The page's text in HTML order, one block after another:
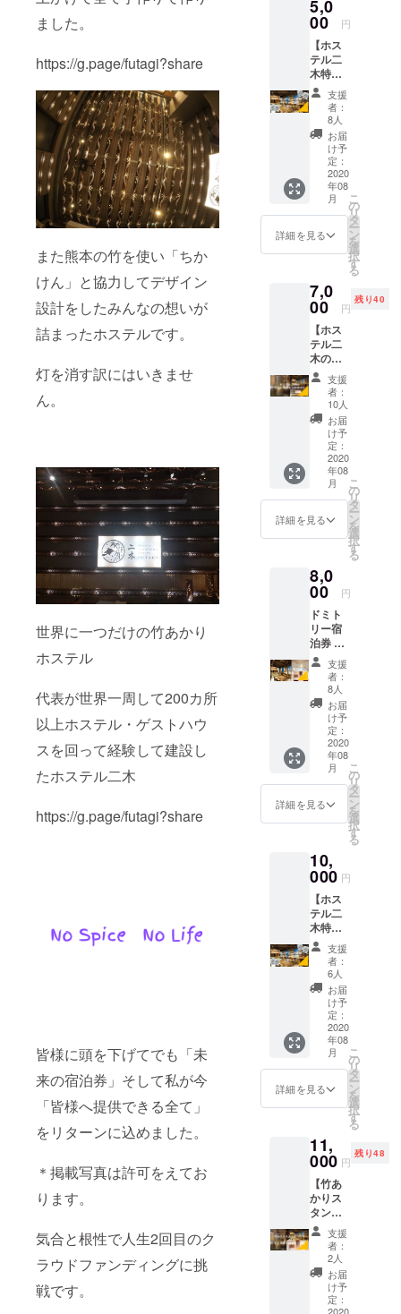
ました。
https://g.page/futagi?share
また熊本の竹を使い「ちか
けん」と協力してデザイン
設計をしたみんなの想いが
詰まったホステルです。
灯を消す訳にはいきませ
ん。
世界に一つだけの竹あかり
ホステル
代表が世界一周して200カ所
以上ホステル・ゲストハウ
スを回って経験して建設し
たホステル二木
https://g.page/futagi?share
皆様に頭を下げてでも「未
来の宿泊券」そして私が今
「皆様へ提供できる全て」
をリターンに込めました。
＊掲載写真は許可をえてお
ります。
気合と根性で人生2回目のク
ラウドファンディングに挑
戦です。
◆現在60
か国訪問
◆100施設
以上のHostel
やゲストハ
ウスに宿泊
◆JA、医
療機器、MR
上がりの異
色の退職
カー
会代表
『+SPICE』
：旅人飲み
会定期開催
◇2017年
ホステル二
木を福岡
美野島に開
業して4年目
を迎える
★主な著
書、参加協
＊人生を
変えた世界
＊ウユニ
塩湖 世界
一の「奇
跡」と呼ば
＊World
Journey
Journey 自分
の生き方を
Hostel
FUTAGI
https://g.pag
旅好きは永
遠です！
どんなにテ
レワークの
時代が来よ
もうと旅の
感動は旅で
しか感じら
れません。
必ず旅が当
たり前の世
界が舞い戻
ると信じて
ターン
確定
後、
メール
がチ
ケット
になり
ます。
ご来店
の際
に、そ
の受信
メール
をご提
示頂き
お1人で
もお友
て1杯ず
つでも
OK （第
三者利
用可
能・紹
介者
メール
必須）
＊有効
期限な
自由に
お読み
くださ
い。
〈宿泊
券のご
利用方
法〉 リ
ターン
確定
後、
「みら
いの宿
泊券」
メール
を送信
致しま
況を確
認の
上、弊
社ホー
ムペー
ジまた
はお電
話のみ
にてお
願い致
しま
す。 そ
の際
に、
「クラ
ファン
ディン
を使用
する」
旨をお
伝え下
さい。
（他社
予約サ
イト
（楽天
トラベ
ルなど
OTA）
での予
約から
の宿泊
可） ※
女性専
も選択
可能で
す。 ※
使用期
間：ク
ラウド
ファン
ディン
グ終了
後〜無
期限 ※
現金へ
の換金
及び差
額など
は出来
かねま
ワイト
S：4個
ネイ
ビーS：
5個
【160㎝
～】 ホ
ワイト
M：1個
【165㎝
～】 ホ
ワイト
L：5個
ネイ
ビーL：
2個 ラ
イト
長170㎝
以上】
ホワイ
トXL：
4個 ネ
イビー
XL：1
量が達
した場
合は申
込順に
て発送
させて
頂きま
す ＊も
しくは
はその
旨お伝
さい。
色違
い・サ
イズ違
いでは
困る方
は ↓↓↓
代替え
商品と
してド
リップ
珈琲7個
きを発
送させ
ご了承
くださ
いま
せ。
5,0
00 円
【ホス
テル二
木特製
ドリッ
プ珈琲
15個入
+応援
金】 ホ
ステル
二木の
人気お
みやげ
商品！
（個包
装にて
一杯ず
プに取
り付け
て自分
でお湯
を注ぎ
飲むタ
イプで
す。）
＊道具
などは
不必要
です。
美野島
商店街
のアン
ジェリ
カさん
たオリ
ジナル
ブレン
ドで
す。
しっか
り苦味
もあり
ながら
マイル
ド飲み
口で非
常に飲
みやす
いのが
特徴で
す。
ステル
二木で
の受け
渡しの
方は+1
個サー
ビスし
ます。
（新鮮
な豆を
焙煎し
てもら
うので1
週間以
上前に
絡くだ
さい）
は、レ
ター
パック
などで
の簡易
お届け
になる
予定で
す。
（全国
送料込
み・海
支援
者：
8人
お届
け予
定：
2020
年08
月
詳細を見る
こ
の
リ
タ
ー
ン
を
選
択
す
る
7,0
00 円
残り40
【ホス
テル二
木の竹
あかり
スタン
ドライ
ト+応援
金+送
料】 ホ
ステル
二木の
モチー
フにも
なって
いる竹
あかり
ンドラ
イトで
す。 あ
かりが
灯ると
幻想的
な空間
をつく
りだし
ます。
〈スタ
ンドラ
イトお
渡し方
法〉 手
作りの
為、完
もしく
は宿に
てお受
け取り
頂けま
す。 で
きれば
宿に宿
泊の際
にお土
産とし
て受け
取って
もらえ
ると嬉
しいで
す。 ＊
方はオ
リジナ
ルコー
ヒーを3
個入プ
レゼン
トしま
す。
（全国
送料込
み・海
外へは
支援
者：
10人
お届
け予
定：
2020
年08
月
詳細を見る
こ
の
リ
タ
ー
ン
を
選
択
す
る
8,0
00 円
ドミト
リー宿
泊券 2
泊分+応
援金】
ホステ
ル二木
に将来
宿泊さ
れたい
方へ、
ドミト
リーに
て2泊分
のご宿
泊頂け
ホステ
ル二木
がある
美野島
エリア
のオス
スメの
お店も
ご紹介
いたし
ます。
共有ス
ペース
では世
界の旅
の本を
揃えて
自由に
お読み
くださ
い。
〈宿泊
券のご
利用方
法〉 リ
ターン
確定
後、
「みら
支援
者：
8人
お届
け予
定：
2020
年08
月
詳細を見る
こ
の
リ
タ
ー
ン
を
選
択
す
る
10,
000 円
【ホス
テル二
木特製
ドリッ
プ珈琲
30個入
+応援
金】 ホ
ステル
二木の
人気お
みやげ
商品
美野島
商店街
のアン
カさん
で自家
焙煎し
て頂い
た オリ
ジナル
ブレン
ドコー
ヒーで
す。
しっか
り苦味
支援
者：
6人
お届
け予
定：
2020
年08
月
詳細を見る
こ
の
リ
タ
ー
ン
を
選
択
す
る
11,
000 円
残り48
【竹あ
かりス
タンド
ライト
＋ドミ
トリー
宿泊券
１泊券
+応援
支援
者：
2人
お届
け予
定：